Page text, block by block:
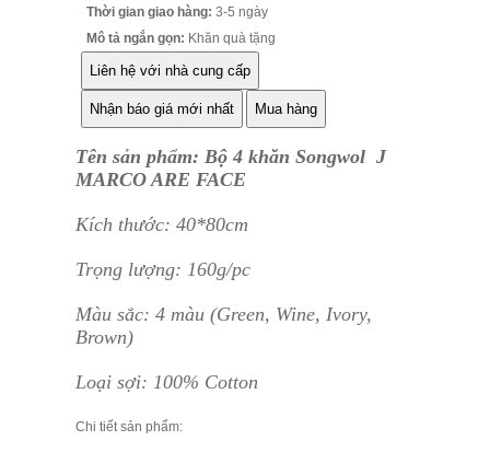
Thời gian giao hàng: 3-5 ngày
Mô tả ngắn gọn: Khăn quà tặng
Tên sản phẩm: Bộ 4 khăn Songwol J
MARCO ARE FACE
Kích thước: 40*80cm
Trọng lượng: 160g/pc
Màu sắc: 4 màu (Green, Wine, Ivory,
Brown)
Loại sợi: 100% Cotton
Chi tiết sản phẩm: